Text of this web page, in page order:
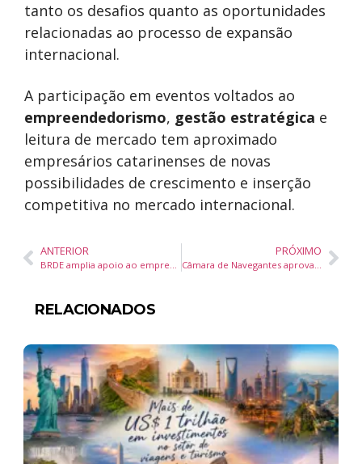
tanto os desafios quanto as oportunidades
relacionadas ao processo de expansão
internacional.
A participação em eventos voltados ao
empreendedorismo, gestão estratégica e
leitura de mercado tem aproximado
empresários catarinenses de novas
possibilidades de crescimento e inserção
competitiva no mercado internacional.
ANTERIOR
BRDE amplia apoio ao empreendedorismo feminino e impulsiona negócios liderados por mães em Santa Catarina e no Sul do Brasil
PRÓXIMO
Câmara de Navegantes aprova revisão geral anual de 6,82% para servidores públicos e garante recomposição inflacionária
RELACIONADOS